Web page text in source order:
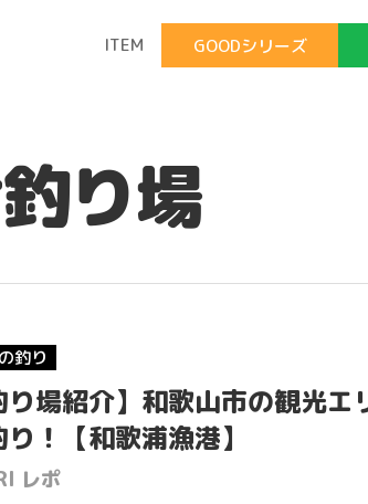
ITEM GOODシリーズ
り場
釣り
り場紹介】和歌山市の観光
り！【和歌浦漁港】
レポ